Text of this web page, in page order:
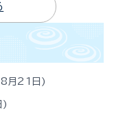
月21日